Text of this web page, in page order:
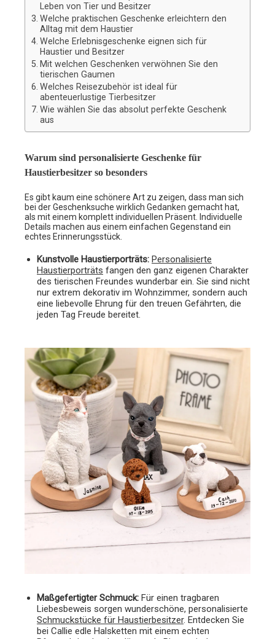
Leben von Tier und Besitzer
Welche praktischen Geschenke erleichtern den
Alltag mit dem Haustier
Welche Erlebnisgeschenke eignen sich für
Haustier und Besitzer
Mit welchen Geschenken verwöhnen Sie den
tierischen Gaumen
Welches Reisezubehör ist ideal für
abenteuerlustige Tierbesitzer
Wie wählen Sie das absolut perfekte Geschenk
aus
Warum sind personalisierte Geschenke für
Haustierbesitzer so besonders
Es gibt kaum eine schönere Art zu zeigen, dass man sich
bei der Geschenksuche wirklich Gedanken gemacht hat,
als mit einem komplett individuellen Präsent. Individuelle
Details machen aus einem einfachen Gegenstand ein
echtes Erinnerungsstück.
Kunstvolle Haustierporträts: Personalisierte
Haustierporträts fangen den ganz eigenen Charakter
des tierischen Freundes wunderbar ein. Sie sind nicht
nur extrem dekorativ im Wohnzimmer, sondern auch
eine liebevolle Ehrung für den treuen Gefährten, die
jeden Tag Freude bereitet.
Maßgefertigter Schmuck: Für einen tragbaren
Liebesbeweis sorgen wunderschöne, personalisierte
Schmuckstücke für Haustierbesitzer. Entdecken Sie
bei Callie edle Halsketten mit einem echten